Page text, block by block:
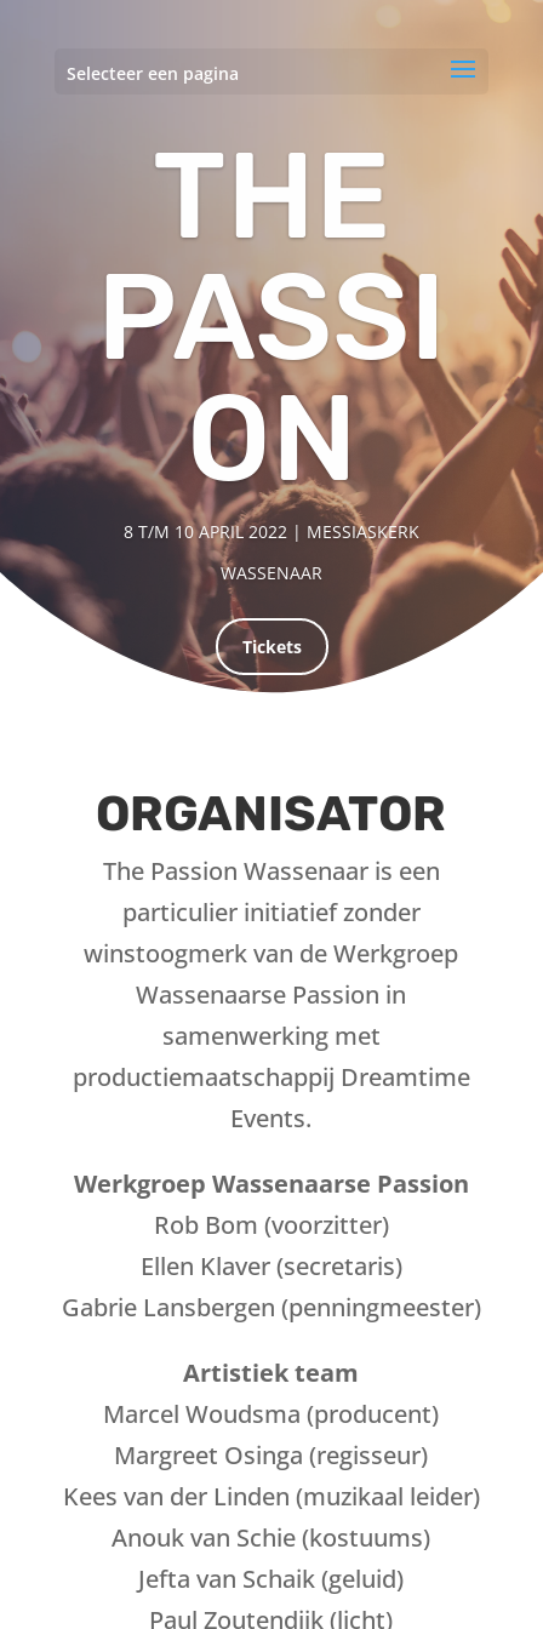
Selecteer een pagina
THE
PASSI
ON
8 T/M 10 APRIL 2022 | MESSIASKERK
WASSENAAR
Tickets
ORGANISATOR
The Passion Wassenaar is een
particulier initiatief zonder
winstoogmerk van de Werkgroep
Wassenaarse Passion in
samenwerking met
productiemaatschappij Dreamtime
Events.
Werkgroep Wassenaarse Passion
Rob Bom (voorzitter)
Ellen Klaver (secretaris)
Gabrie Lansbergen (penningmeester)
Artistiek team
Marcel Woudsma (producent)
Margreet Osinga (regisseur)
Kees van der Linden (muzikaal leider)
Anouk van Schie (kostuums)
Jefta van Schaik (geluid)
Paul Zoutendijk (licht)